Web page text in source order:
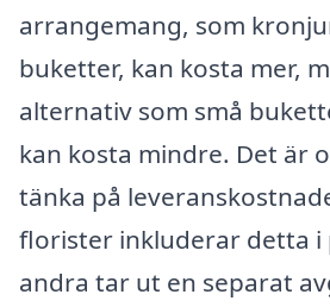
arrangemang, som
buketter, kan kosta mer,
alternativ som små
kan kosta mindre. Det är
tänka på
florister inkluderar detta i
andra tar ut en separat